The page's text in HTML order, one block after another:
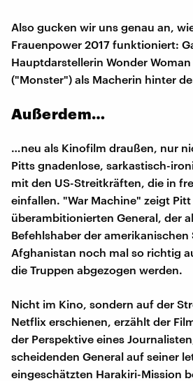
Also gucken wir uns genau an,
Frauenpower 2017 funktioniert:
Hauptdarstellerin Wonder
("Monster") als Macherin hinter
Außerdem…
…neu als Kinofilm draußen, nur
Pitts gnadenlose, sarkastisch-
mit den US-Streitkräften, die in
einfallen. "War Machine" zeigt
überambitionierten General, der
Befehlshaber der
Afghanistan noch mal so richtig
die Truppen abgezogen werden.
Nicht im Kino, sondern auf der
Netflix erschienen, erzählt der
der Perspektive eines
scheidenden General auf seiner
eingeschätzten Harakiri-Mission